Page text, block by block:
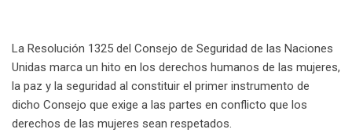
La Resolución 1325 del Consejo de Seguridad de las Naciones
Unidas marca un hito en los derechos humanos de las mujeres,
la paz y la seguridad al constituir el primer instrumento de
dicho Consejo que exige a las partes en conflicto que los
derechos de las mujeres sean respetados.